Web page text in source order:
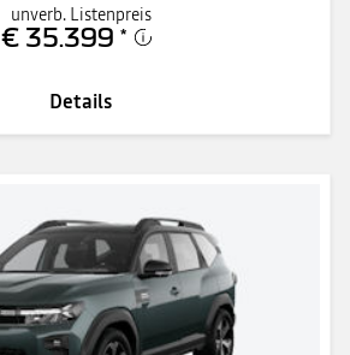
unverb. Listenpreis
€ 35.399 *
Details